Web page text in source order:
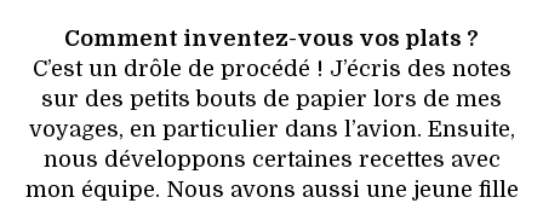
Comment inventez-vous vos plats ?
C’est un drôle de procédé ! J’écris des notes
sur des petits bouts de papier lors de mes
voyages, en particulier dans l’avion. Ensuite,
nous développons certaines recettes avec
mon équipe. Nous avons aussi une jeune fille